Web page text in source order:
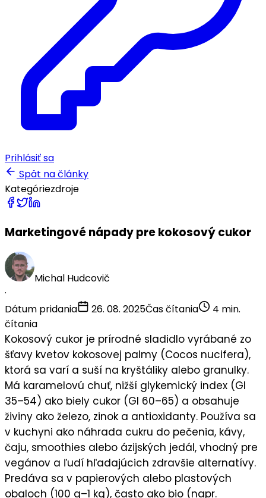
Prihlásiť sa
Spät na články
Kategóriezdroje
Marketingové nápady pre kokosový cukor
Michal Hudcovič
·
Dátum pridania
26. 08. 2025Čas čítania
4 min.
čítania
Kokosový cukor je prírodné sladidlo vyrábané zo
šťavy kvetov kokosovej palmy (Cocos nucifera),
ktorá sa varí a suší na kryštáliky alebo granulky.
Má karamelovú chuť, nižší glykemický index (GI
35–54) ako biely cukor (GI 60–65) a obsahuje
živiny ako železo, zinok a antioxidanty. Používa sa
v kuchyni ako náhrada cukru do pečenia, kávy,
čaju, smoothies alebo ázijských jedál, vhodný pre
vegánov a ľudí hľadajúcich zdravšie alternatívy.
Predáva sa v papierových alebo plastových
obaloch (100 g–1 kg), často ako bio (napr.